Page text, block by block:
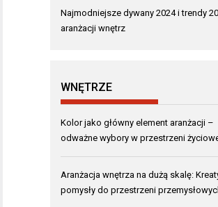
Najmodniejsze dywany 2024 i trendy
aranżacji wnętrz
WNĘTRZE
Kolor jako główny element aranżacji –
odważne wybory w przestrzeni
Aranżacja wnętrza na dużą skalę:
pomysły do przestrzeni